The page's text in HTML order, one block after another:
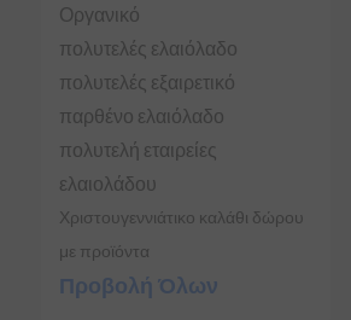
Οργανικό
πολυτελές ελαιόλαδο
πολυτελές εξαιρετικό
παρθένο ελαιόλαδο
πολυτελή εταιρείες
ελαιολάδου
Χριστουγεννιάτικο καλάθι δώρου
με προϊόντα
Προβολή Όλων